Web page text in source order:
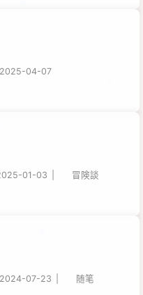
2025-04-07
01-03 冒険談
2024-07-23 随笔